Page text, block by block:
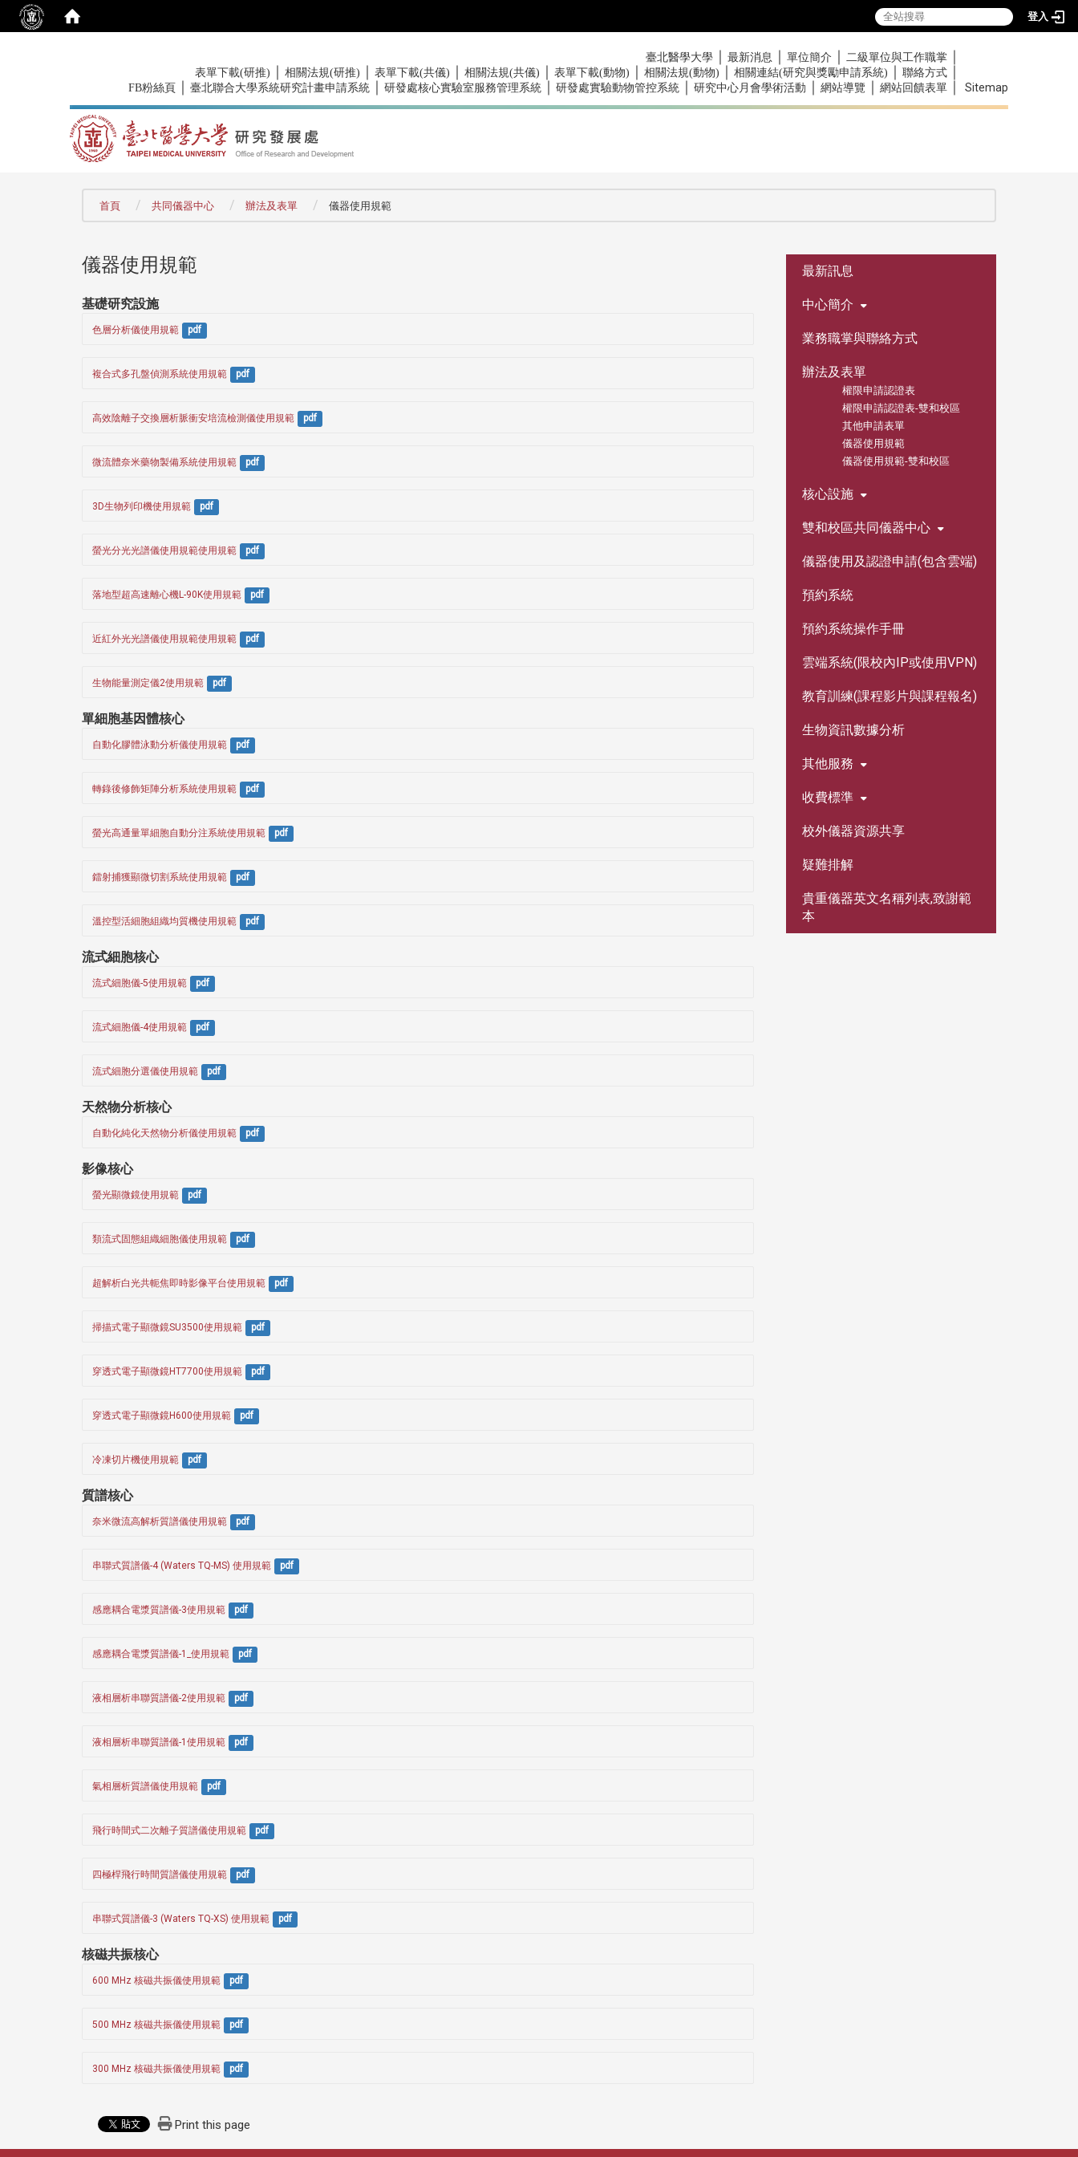
登入
臺北醫學大學 最新消息 單位簡介 二級單位與工作職掌
表單下載(研推) 相關法規(研推) 表單下載(共儀) 相關法規(共儀) 表單下載(動物) 相關法規(動物) 相關連結(研究與獎勵申請系統) 聯絡方式
FB粉絲頁 臺北聯合大學系統研究計畫申請系統 研發處核心實驗室服務管理系統 研發處實驗動物管控系統 研究中心月會學術活動 網站導覽 網站回饋表單 Sitemap
首頁 共同儀器中心 辦法及表單 儀器使用規範
儀器使用規範
基礎研究設施
色層分析儀使用規範 pdf
複合式多孔盤偵測系統使用規範 pdf
高效陰離子交換層析脈衝安培流檢測儀使用規範 pdf
微流體奈米藥物製備系統使用規範 pdf
3D生物列印機使用規範 pdf
螢光分光光譜儀使用規範使用規範 pdf
落地型超高速離心機L-90K使用規範 pdf
近紅外光光譜儀使用規範使用規範 pdf
生物能量測定儀2使用規範 pdf
單細胞基因體核心
自動化膠體泳動分析儀使用規範 pdf
轉錄後修飾矩陣分析系統使用規範 pdf
螢光高通量單細胞自動分注系統使用規範 pdf
鐳射捕獲顯微切割系統使用規範 pdf
溫控型活細胞組織均質機使用規範 pdf
流式細胞核心
流式細胞儀-5使用規範 pdf
流式細胞儀-4使用規範 pdf
流式細胞分選儀使用規範 pdf
天然物分析核心
自動化純化天然物分析儀使用規範 pdf
影像核心
螢光顯微鏡使用規範 pdf
類流式固態組織細胞儀使用規範 pdf
超解析白光共軛焦即時影像平台使用規範 pdf
掃描式電子顯微鏡SU3500使用規範 pdf
穿透式電子顯微鏡HT7700使用規範 pdf
穿透式電子顯微鏡H600使用規範 pdf
冷凍切片機使用規範 pdf
質譜核心
奈米微流高解析質譜儀使用規範 pdf
串聯式質譜儀-4 (Waters TQ-MS) 使用規範 pdf
感應耦合電漿質譜儀-3使用規範 pdf
感應耦合電漿質譜儀-1_使用規範 pdf
液相層析串聯質譜儀-2使用規範 pdf
液相層析串聯質譜儀-1使用規範 pdf
氣相層析質譜儀使用規範 pdf
飛行時間式二次離子質譜儀使用規範 pdf
四極桿飛行時間質譜儀使用規範 pdf
串聯式質譜儀-3 (Waters TQ-XS) 使用規範 pdf
核磁共振核心
600 MHz 核磁共振儀使用規範 pdf
500 MHz 核磁共振儀使用規範 pdf
300 MHz 核磁共振儀使用規範 pdf
Print this page
最新訊息
中心簡介
業務職掌與聯絡方式
辦法及表單
權限申請認證表
權限申請認證表-雙和校區
其他申請表單
儀器使用規範
儀器使用規範-雙和校區
核心設施
雙和校區共同儀器中心
儀器使用及認證申請(包含雲端)
預約系統
預約系統操作手冊
雲端系統(限校內IP或使用VPN)
教育訓練(課程影片與課程報名)
生物資訊數據分析
其他服務
收費標準
校外儀器資源共享
疑難排解
貴重儀器英文名稱列表,致謝範
本